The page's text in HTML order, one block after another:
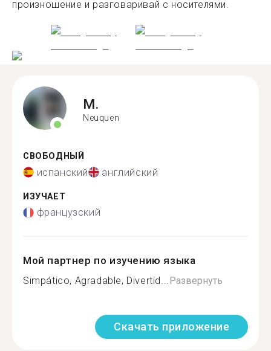
произношение и разговаривай с носителями.
M.
Neuquen
СВОБОДНЫЙ
испанский английский
ИЗУЧАЕТ
французский
Мой партнер по изучению языка
Simpático, Agradable, Divertid...Развернуть
Скачать приложение